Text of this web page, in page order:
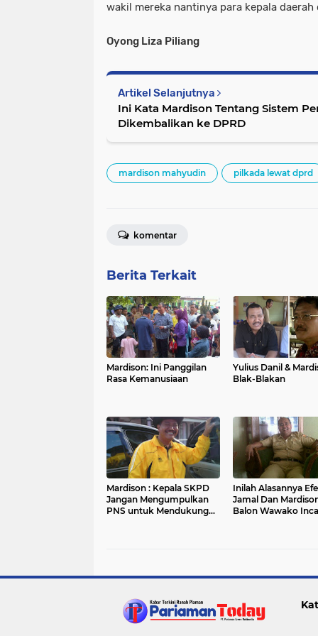
wakil mereka nantinya para kepala
Oyong Liza Piliang
Artikel Selanjutnya
Ini Kata Mardison Tentang Sistem
Dikembalikan ke DPRD
mardison mahyudin pilkada lewat dprd
komentar
Berita Terkait
Mardison: Ini Panggilan
Rasa Kemanusiaan
Yulius Danil &
Blak-Blakan
Mardison : Kepala SKPD
Jangan Mengumpulkan
PNS untuk Mendukung
Inilah Alasannya
Jamal Dan Mardison
Balon Wawako